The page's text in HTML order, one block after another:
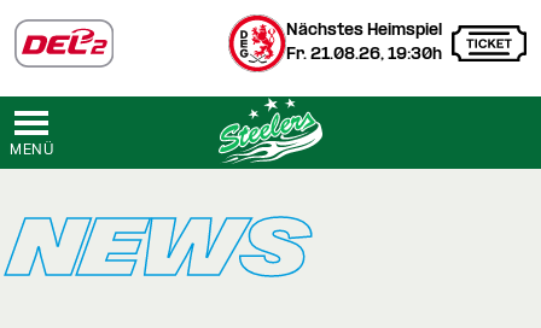
Nächstes Heimspiel
Fr. 21.08.26, 19:30h
MENÜ
NEWS